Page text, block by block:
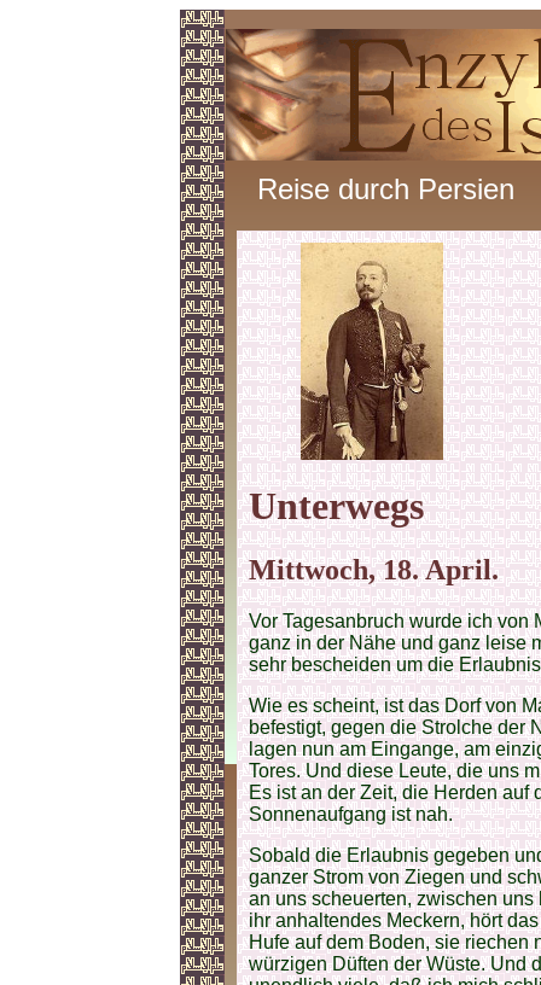
Reise durch Persien
Unterwegs
Mittwoch, 18. April.
Vor Tagesanbruch wurde ich von
ganz in der Nähe und ganz leise
sehr bescheiden um die
Wie es scheint, ist das Dorf von
befestigt, gegen die Strolche der
lagen nun am Eingange, am
Tores. Und diese Leute, die uns
Es ist an der Zeit, die Herden auf
Sonnenaufgang ist nah.
Sobald die Erlaubnis gegeben
ganzer Strom von Ziegen und
an uns scheuerten, zwischen
ihr anhaltendes Meckern, hört
Hufe auf dem Boden, sie riechen
würzigen Düften der Wüste. Und